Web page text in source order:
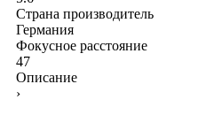
Страна производитель
Германия
Фокусное расстояние
47
Описание
›